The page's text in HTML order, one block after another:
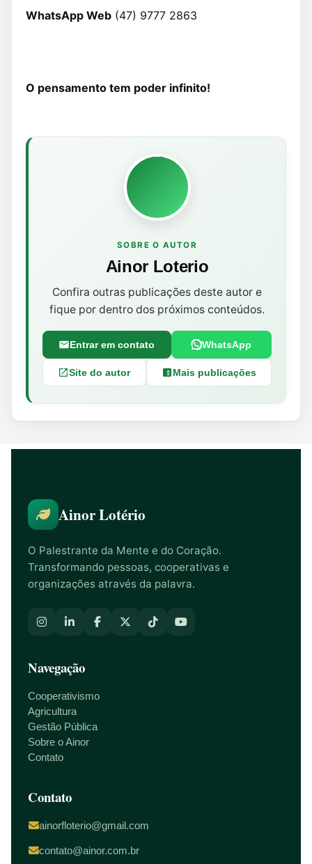
WhatsApp Web (47) 9777 2863
O pensamento tem poder infinito!
SOBRE O AUTOR
Ainor Loterio
Confira outras publicações deste autor e
fique por dentro dos próximos conteúdos.
Entrar em contato WhatsApp
Site do autor Mais publicações
Ainor Lotério
O Palestrante da Mente e do Coração.
Transformando pessoas, cooperativas e
organizações através da palavra.
Navegação
Cooperativismo
Agricultura
Gestão Pública
Sobre o Ainor
Contato
Contato
ainorfloterio@gmail.com
contato@ainor.com.br